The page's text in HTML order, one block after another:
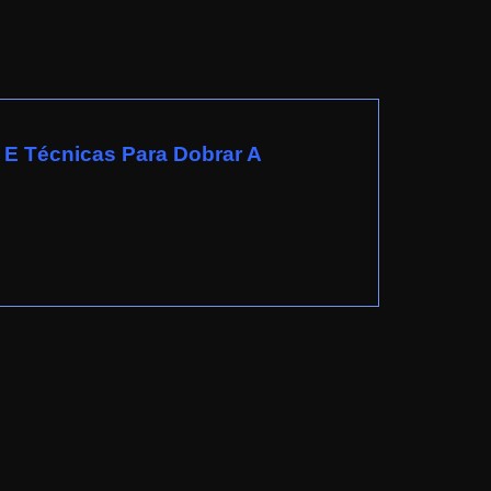
Técnicas Para Dobrar A